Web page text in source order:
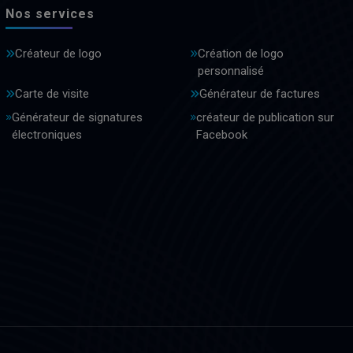
Nos services
Créateur de logo
Création de logo
personnalisé
Carte de visite
Générateur de factures
Générateur de signatures
électroniques
créateur de publication sur
Facebook